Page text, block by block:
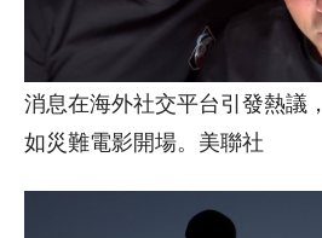
消息在海外社交平台引發熱議
如災難電影開場。美聯社